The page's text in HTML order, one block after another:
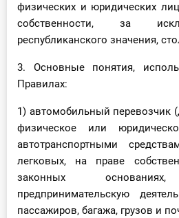
физических и юридических
собственности, за
республиканского значения,
3. Основные понятия,
Правилах:
1) автомобильный перевозчик
физическое или
автотранспортными
легковых, на праве
законных основаниях,
предпринимательскую
пассажиров, багажа, грузов и